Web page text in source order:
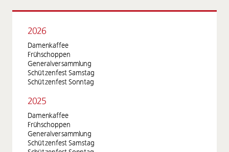
2026
Damenkaffee
Frühschoppen
Generalversammlung
Schützenfest Samstag
Schützenfest Sonntag
2025
Damenkaffee
Frühschoppen
Generalversammlung
Schützenfest Samstag